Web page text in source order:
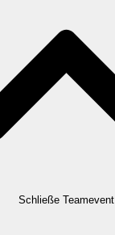
Schließe Teamevent